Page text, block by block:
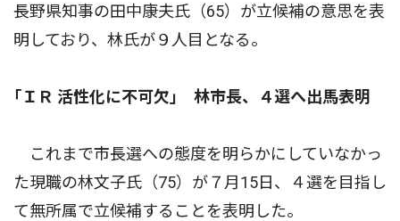
長野県知事の田中康夫氏（65）が立候補の意思を表
明しており、林氏が９人目となる。
｢ＩＲ 活性化に不可欠｣ 林市長、４選へ出馬表明
これまで市長選への態度を明らかにしていなかっ
た現職の林文子氏（75）が７月15日、４選を目指し
て無所属で立候補することを表明した。